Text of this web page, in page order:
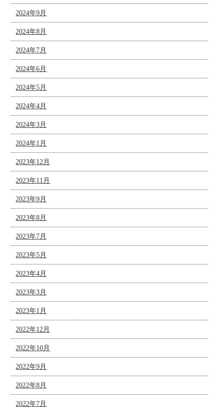
2024年9月
2024年8月
2024年7月
2024年6月
2024年5月
2024年4月
2024年3月
2024年1月
2023年12月
2023年11月
2023年9月
2023年8月
2023年7月
2023年5月
2023年4月
2023年3月
2023年1月
2022年12月
2022年10月
2022年9月
2022年8月
2022年7月